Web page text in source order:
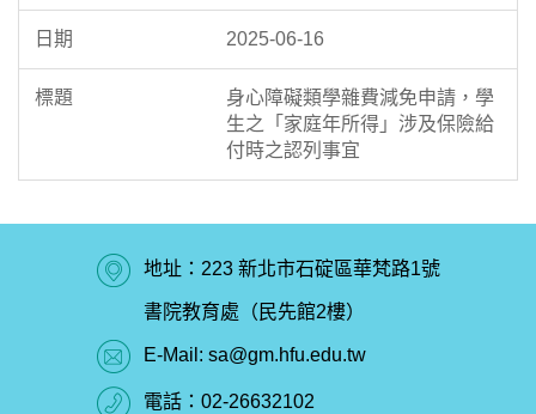
2025-06-16
身心障礙類學雜費減免申請，學
生之「家庭年所得」涉及保險給
付時之認列事宜
地址：223 新北市石碇區華梵路1號
書院教育處（民先館2樓）
E-Mail: sa@gm.hfu.edu.tw
電話： 02-26632102